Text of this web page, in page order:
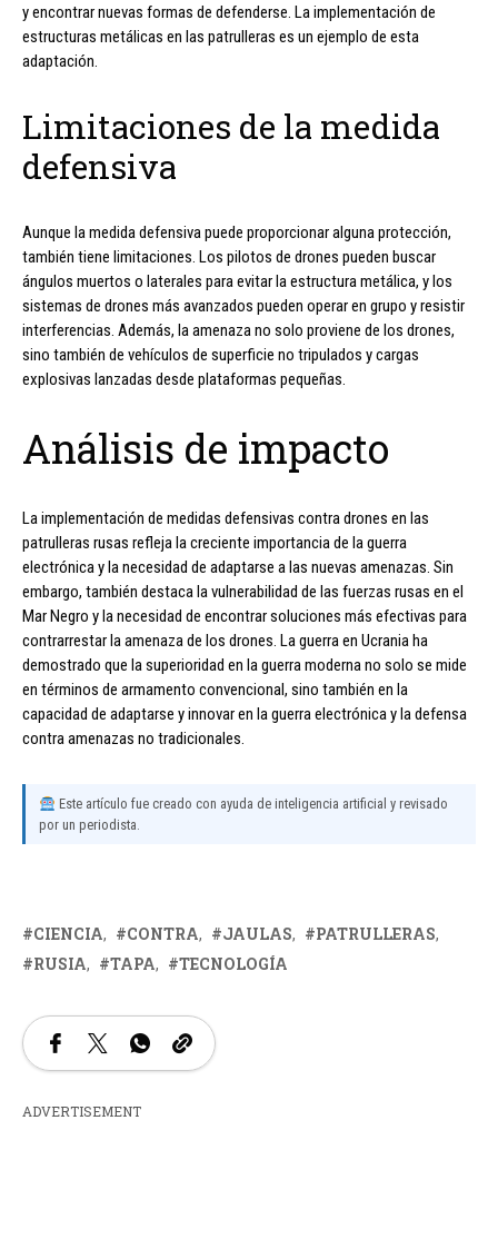
y encontrar nuevas formas de defenderse. La implementación de
estructuras metálicas en las patrulleras es un ejemplo de esta
adaptación.
Limitaciones de la medida
defensiva
Aunque la medida defensiva puede proporcionar alguna protección,
también tiene limitaciones. Los pilotos de drones pueden buscar
ángulos muertos o laterales para evitar la estructura metálica, y los
sistemas de drones más avanzados pueden operar en grupo y resistir
interferencias. Además, la amenaza no solo proviene de los drones,
sino también de vehículos de superficie no tripulados y cargas
explosivas lanzadas desde plataformas pequeñas.
Análisis de impacto
La implementación de medidas defensivas contra drones en las
patrulleras rusas refleja la creciente importancia de la guerra
electrónica y la necesidad de adaptarse a las nuevas amenazas. Sin
embargo, también destaca la vulnerabilidad de las fuerzas rusas en el
Mar Negro y la necesidad de encontrar soluciones más efectivas para
contrarrestar la amenaza de los drones. La guerra en Ucrania ha
demostrado que la superioridad en la guerra moderna no solo se mide
en términos de armamento convencional, sino también en la
capacidad de adaptarse y innovar en la guerra electrónica y la defensa
contra amenazas no tradicionales.
Este artículo fue creado con ayuda de inteligencia artificial y revisado
por un periodista.
CIENCIA CONTRA JAULAS
PATRULLERAS
RUSIA
TAPA TECNOLOGÍA
ADVERTISEMENT